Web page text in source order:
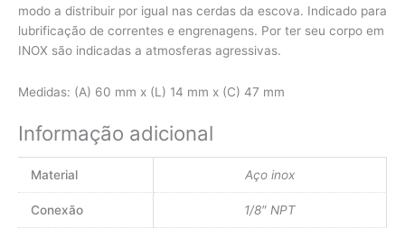
modo a distribuir por igual nas cerdas da escova. Indicado para
lubrificação de correntes e engrenagens. Por ter seu corpo em
INOX são indicadas a atmosferas agressivas.
Medidas: (A) 60 mm x (L) 14 mm x (C) 47 mm
Informação adicional
Material Aço inox
Conexão 1/8″ NPT